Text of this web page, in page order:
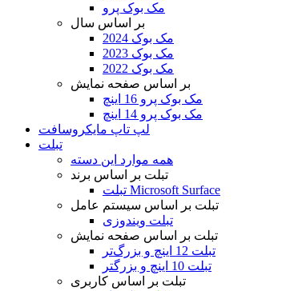
مک بوک پرو
بر اساس سال
مک بوک 2024
مک بوک 2023
مک بوک 2022
بر اساس صفحه نمایش
مک بوک پرو 16 اینچ
مک بوک پرو 14 اینچ
لپ تاپ مایکروسافت
تبلت
همه موارد این دسته
تبلت بر اساس برند
تبلت Microsoft Surface
تبلت بر اساس سیستم عامل
تبلت ویندوزی
تبلت بر اساس صفحه نمایش
تبلت 12 اینچ و بزرگ‌تر
تبلت 10 اینچ و بزرگتر
تبلت بر اساس کاربری